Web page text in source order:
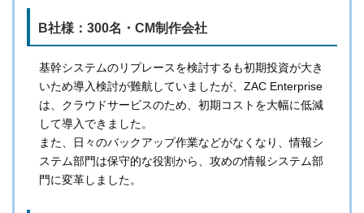
B社様：300名・CM制作会社
基幹システムのリプレースを検討するも初期投資が大き
いため導入検討が難航していましたが、ZAC Enterprise
は、クラウドサービスのため、初期コストを大幅に低減
して導入できました。
また、日々のバックアップ作業などがなくなり、情報シ
ステム部門は保守的な役割から、攻めの情報システム部
門に変革しました。